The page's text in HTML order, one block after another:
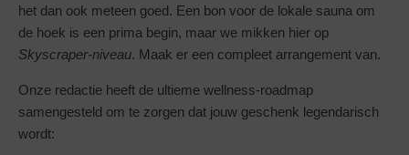
het dan ook meteen goed. Een bon voor de lokale sauna om
de hoek is een prima begin, maar we mikken hier op
Skyscraper-niveau. Maak er een compleet arrangement van.
Onze redactie heeft de ultieme wellness-roadmap
samengesteld om te zorgen dat jouw geschenk legendarisch
wordt: